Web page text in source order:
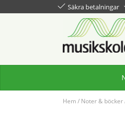
Säkra betalningar
Hem / Noter & böcker